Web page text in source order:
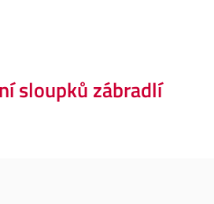
sloupků zábradlí